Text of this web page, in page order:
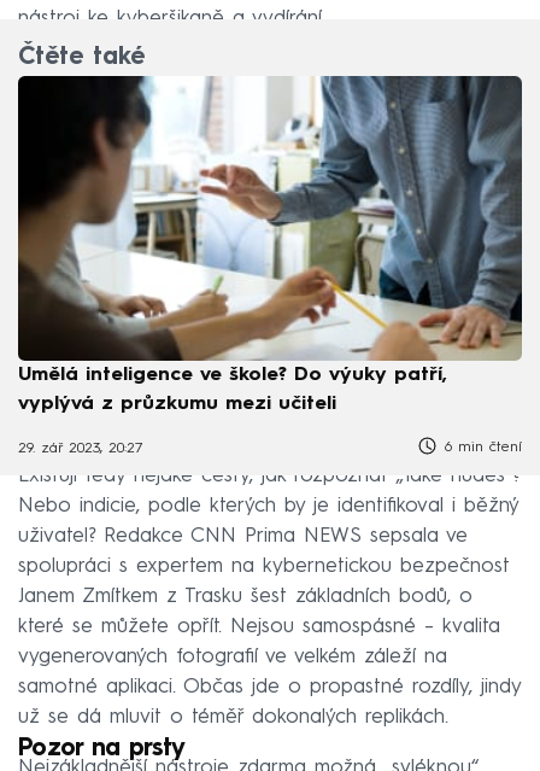
nástroj ke kyberšikaně a vydírání.
Čtěte také
Umělá inteligence ve škole? Do výuky patří,
vyplývá z průzkumu mezi učiteli
29. zář 2023, 20:27 6 min čtení
Existují tedy nějaké cesty, jak rozpoznat „fake nudes“?
Nebo indicie, podle kterých by je identifikoval i běžný
uživatel? Redakce CNN Prima NEWS sepsala ve
spolupráci s expertem na kybernetickou bezpečnost
Janem Zmítkem z Trasku šest základních bodů, o
které se můžete opřít. Nejsou samospásné – kvalita
vygenerovaných fotografií ve velkém záleží na
samotné aplikaci. Občas jde o propastné rozdíly, jindy
už se dá mluvit o téměř dokonalých replikách.
Pozor na prsty